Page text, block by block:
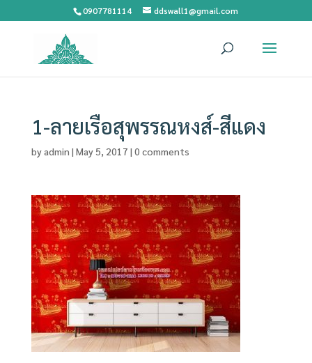
0907781114 ddswall1@gmail.com
1-ลายเรือสุพรรณหงส์-สีแดง
byadmin | May 5, 2017 | 0 comments